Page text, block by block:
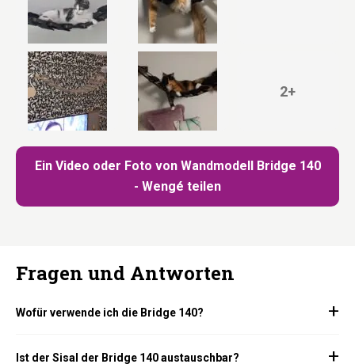
Ein Video oder Foto von Wandmodell Bridge 140
- Wengé teilen
2+
Fragen und Antworten
Wofür verwende ich die Bridge 140?
Ist der Sisal der Bridge 140 austauschbar?